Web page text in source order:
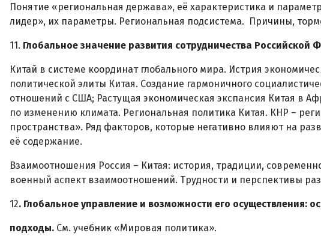
Понятие «региональная держава», её характеристика и
лидер», их параметры. Региональная подсистема. Причины,
11. Глобальное значение развития сотрудничества
Китай в системе координат глобального мира. Истрия
политической элиты Китая. Создание гармоничного
отношений с США; Растущая экономическая экспансия Китая в
по изменению климата. Региональная политика Китая. КНР –
пространства». Ряд факторов, которые негативно влияют на
её содержание.
Взаимоотношения Россия – Китая: история, традиции,
военный аспект взаимоотношений. Трудности и перспективы
12. Глобальное управление и возможности его осуществления:
подходы. См. учебник «Мировая политика».